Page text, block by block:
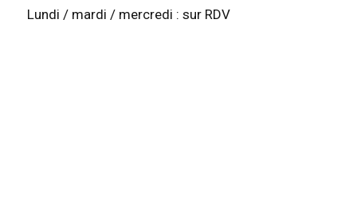
Lundi / mardi / mercredi : sur RDV